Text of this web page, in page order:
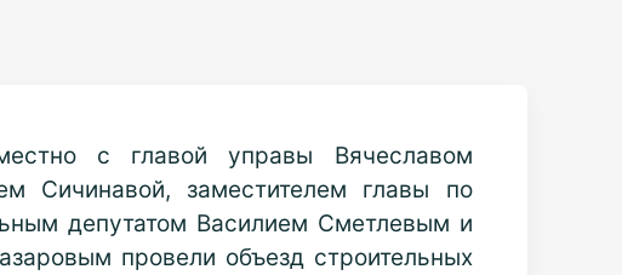
с главой управы Вячеславом
Сичинавой, заместителем главы по
депутатом Василием Сметлевым и
провели объезд строительных